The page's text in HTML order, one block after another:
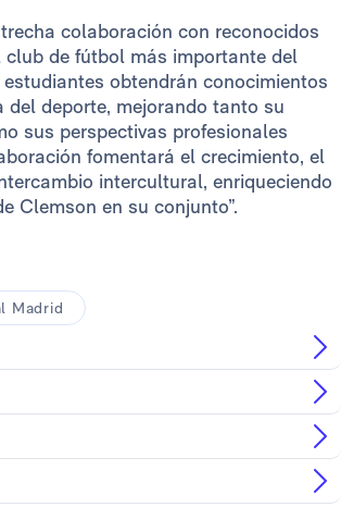
colaboración con reconocidos
club de fútbol más importante del
obtendrán conocimientos
del deporte, mejorando tanto su
sus perspectivas profesionales
fomentará el crecimiento, el
intercultural, enriqueciendo
Clemson en su conjunto”.
Madrid